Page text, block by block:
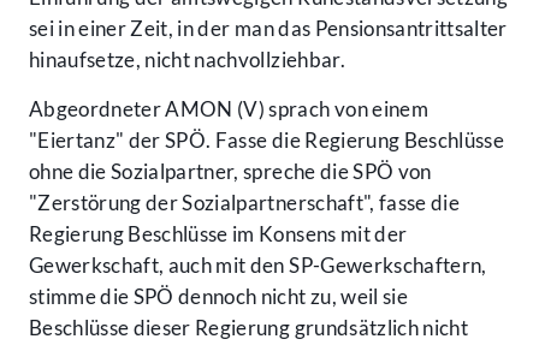
sei in einer Zeit, in der man das Pensionsantrittsalter
hinaufsetze, nicht nachvollziehbar.
Abgeordneter AMON (V) sprach von einem
"Eiertanz" der SPÖ. Fasse die Regierung Beschlüsse
ohne die Sozialpartner, spreche die SPÖ von
"Zerstörung der Sozialpartnerschaft", fasse die
Regierung Beschlüsse im Konsens mit der
Gewerkschaft, auch mit den SP-Gewerkschaftern,
stimme die SPÖ dennoch nicht zu, weil sie
Beschlüsse dieser Regierung grundsätzlich nicht